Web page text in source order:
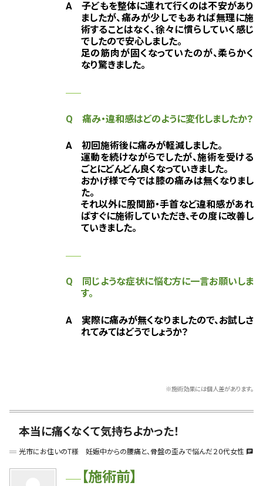
A 子どもを整体に連れて行くのは不安があり
ましたが、痛みが少しでもあれば無理に施
術することはなく、徐々に慣らしていく感じ
でしたので安心しました。
足の筋肉が固くなっていたのが、柔らかく
なり驚きました。
Q 痛み・違和感はどのように変化しましたか？
A 初回施術後に痛みが軽減しました。
運動を続けながらでしたが、施術を受ける
ごとにどんどん良くなっていきました。
おかげ様で今では膝の痛みは無くなりまし
た。
それ以外に股関節・手首など違和感があれ
ばすぐに施術していただき、その度に改善し
ていきました。
Q 同じような症状に悩む方に一言お願いしま
す。
A 実際に痛みが無くなりましたので、お試しさ
れてみてはどうでしょうか？
※施術効果には個人差があります。
本当に痛くなくて気持ちよかった！
光市にお住いのT様 妊娠中からの腰痛と、骨盤の歪みで悩んだ２０代女性 chat
【施術前】